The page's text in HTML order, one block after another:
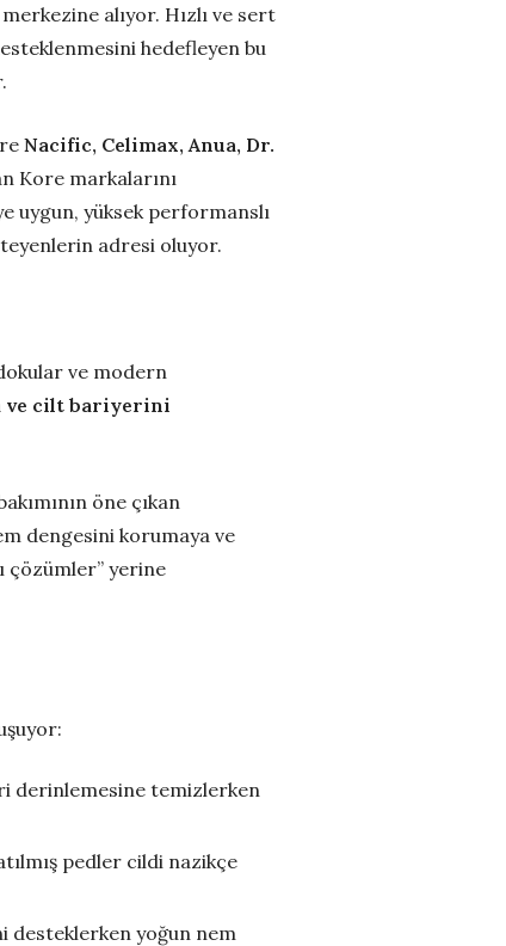
alıyor. Hızlı ve sert
hedefleyen bu
Nacific, Celimax, Anua, Dr.
Kore markalarını
uygun, yüksek performanslı
adresi oluyor.
ve modern
ve cilt bariyerini
öne çıkan
dengesini korumaya ve
çözümler” yerine
derinlemesine temizlerken
pedler cildi nazikçe
desteklerken yoğun nem